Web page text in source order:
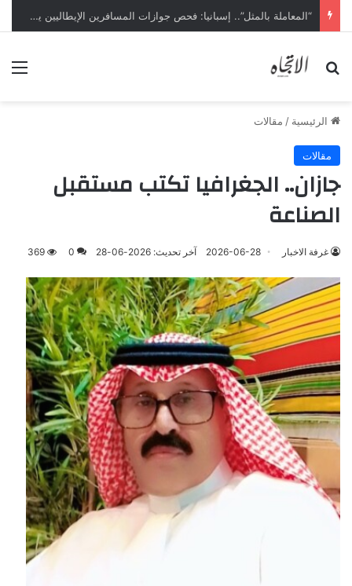
بحث عن
الرئيسية / مقالات
مقالات
جازان.. الجغرافيا تكتب مستقبل
الصناعة
غرفة الاخبار 2026-06-28 آخر تحديث: 2026-06-28 0
369